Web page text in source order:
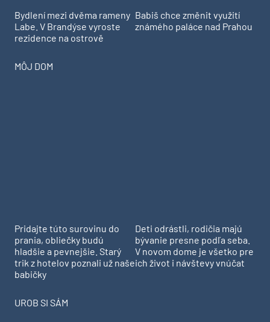
Bydlení mezi dvěma rameny
Labe. V Brandýse vyroste
rezidence na ostrově
Babiš chce změnit využití
známého paláce nad Prahou
MÔJ DOM
Pridajte túto surovinu do
prania, obliečky budú
hladšie a pevnejšie. Starý
trik z hotelov poznali už naše
babičky
Deti odrástli, rodičia majú
bývanie presne podľa seba.
V novom dome je všetko pre
ich život i návštevy vnúčat
UROB SI SÁM